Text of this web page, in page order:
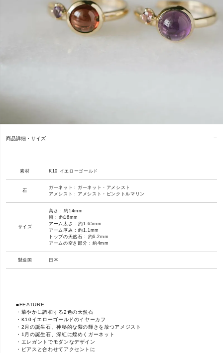
商品詳細・サイズ
素材 K10 イエローゴールド
石
ガーネット：ガーネット・アメシスト
アメシスト：アメシスト・ピンクトルマリン
サイズ
高さ : 約14mm
幅 : 約16mm
アーム太さ : 約1.65mm
アーム厚み : 約1.1mm
トップの天然石 : 約6.2mm
アームの空き部分 : 約4mm
製造国 日本
■FEATURE
・華やかに調和する2色の天然石
・K10イエローゴールドのイヤーカフ
・2月の誕生石、神秘的な紫の輝きを放つアメジスト
・1月の誕生石、深紅に煌めくガーネット
・エレガントでモダンなデザイン
・ピアスと合わせてアクセントに